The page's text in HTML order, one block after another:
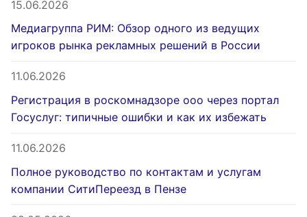
15.06.2026
Медиагруппа РИМ: Обзор одного из ведущих
игроков рынка рекламных решений в России
11.06.2026
Регистрация в роскомнадзоре ооо через портал
Госуслуг: типичные ошибки и как их избежать
11.06.2026
Полное руководство по контактам и услугам
компании СитиПереезд в Пензе